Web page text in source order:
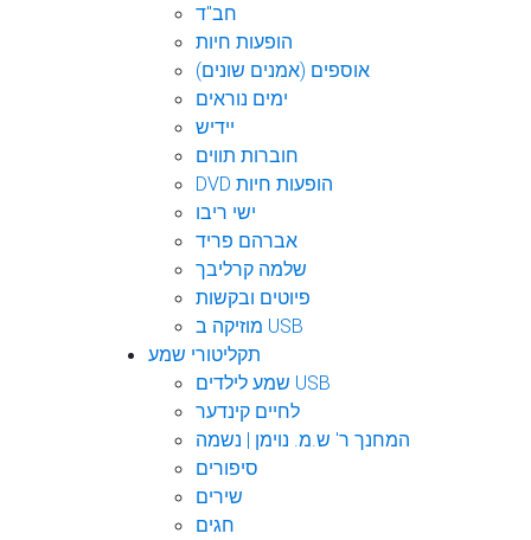
חב"ד
הופעות חיות
אוספים (אמנים שונים)
ימים נוראים
יידיש
חוברות תווים
DVD הופעות חיות
ישי ריבו
אברהם פריד
שלמה קרליבך
פיוטים ובקשות
מוזיקה ב USB
תקליטורי שמע
שמע לילדים USB
לחיים קינדער
המחנך ר' ש.מ. נוימן | נשמה
סיפורים
שירים
חגים